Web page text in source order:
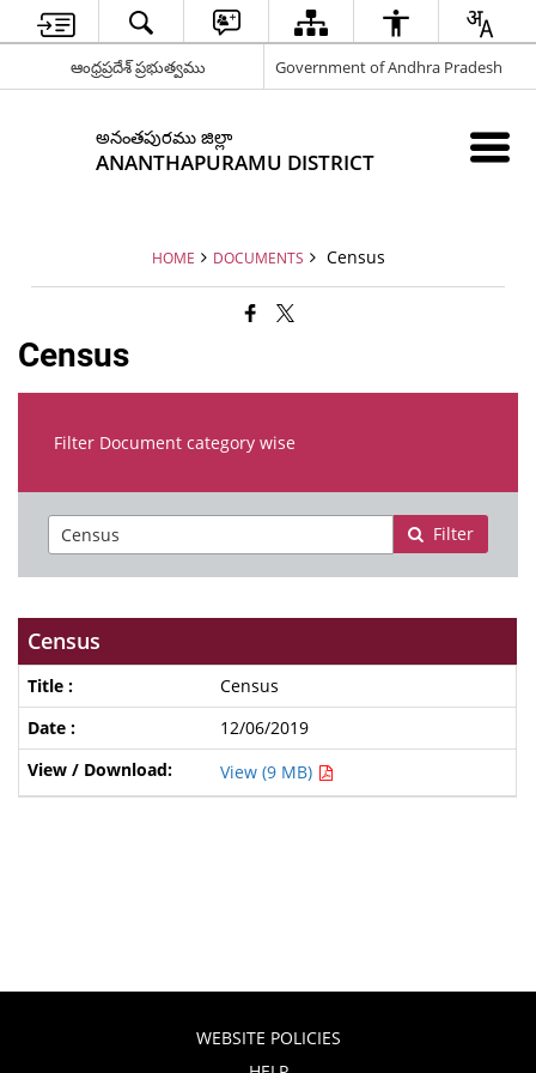
ఆంధ్రప్రదేశ్ ప్రభుత్వము Government of Andhra Pradesh
అనంతపురము జిల్లా
ANANTHAPURAMU DISTRICT
HOME DOCUMENTS Census
Census
Filter Document category wise
Filter
Census
Census
12/06/2019
View (9 MB)
WEBSITE POLICIES